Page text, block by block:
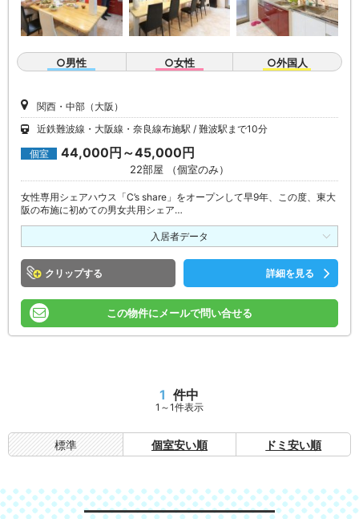
○男性 ○女性 ○外国人
関西・中部（大阪）
近鉄難波線・大阪線・奈良線布施駅
難波駅まで10分
個室 44,000円～45,000円
22部屋 （個室のみ）
女性専用シェアハウス「C’s share」をオープンして早9年、この度、東大
阪の布施に初めての男女共用シェア…
入居者データ
クリップ 詳細を見る
この物件にメールで問い合せる
1 件中
1～1件表示
標準 個室安い順 ドミ安い順